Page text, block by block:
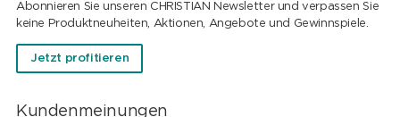
Abonnieren Sie unseren CHRISTIAN Newsletter und verpassen Sie
keine Produktneuheiten, Aktionen, Angebote und Gewinnspiele.
Jetzt profitieren
Kundenmeinungen